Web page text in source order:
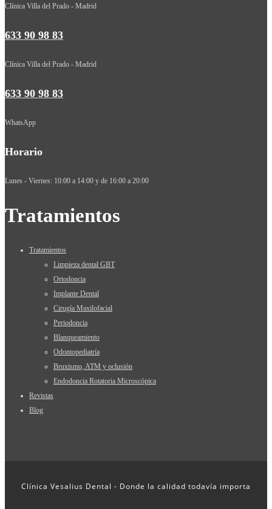
Clínica Villa del Prado - Madrid
633 90 98 83
Clínica Villa del Prado - Madrid
633 90 98 83
WhatsApp
Horario
Lunes - Viernes: 10:00 a 14:00 y de 16:00 a 20:00
Tratamientos
Tratamientos
Limpieza dental GBT
Ortodoncia
Implante Dental
Cirugía Maxilofacial
Periodoncia
Blanqueamiento
Odontopediatría
Bruxismo, ATM y oclusión
Endodoncia Rotatoria Microscópica
Revistas
Blog
Clínica Vesalius Dental - Donde la calidad todavía importa